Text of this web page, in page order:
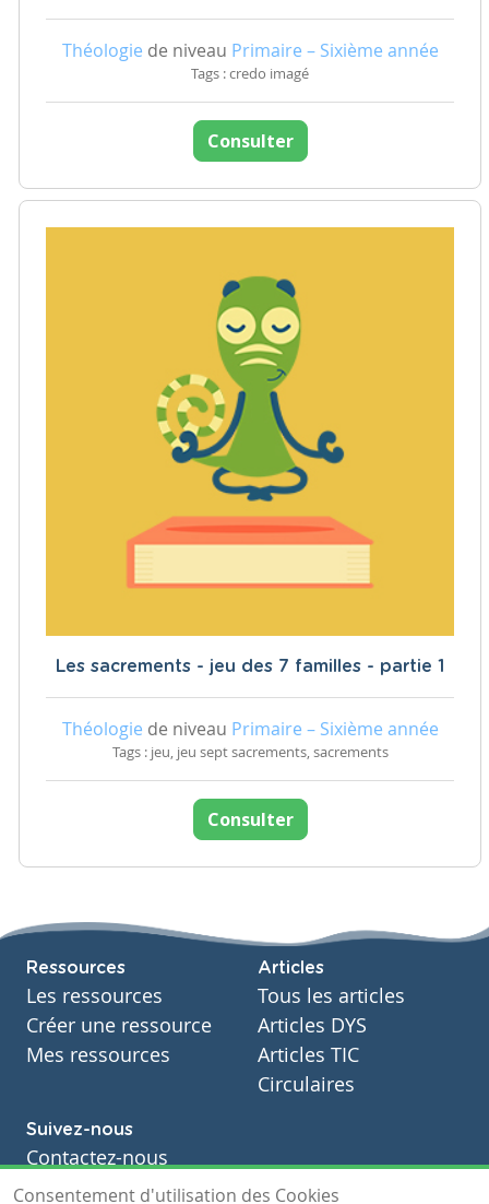
Théologie de niveau Primaire – Sixième année
Tags : credo imagé
Consulter
Les sacrements - jeu des 7 familles - partie 1
Théologie de niveau Primaire – Sixième année
Tags : jeu, jeu sept sacrements, sacrements
Consulter
Ressources
Les ressources
Créer une ressource
Mes ressources
Articles
Tous les articles
Articles DYS
Articles TIC
Circulaires
Suivez-nous
Contactez-nous
Soutien scolaire
Consentement d'utilisation des Cookies